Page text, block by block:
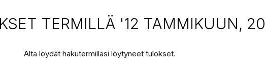
TERMILLÄ '12 TAMMIKUUN,
Alta löydät hakutermilläsi löytyneet tulokset.